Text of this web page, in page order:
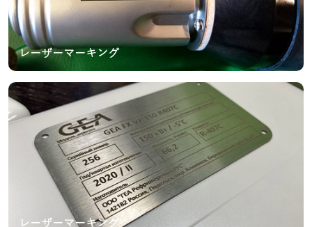
レーザーマーキング
レーザーマーキング